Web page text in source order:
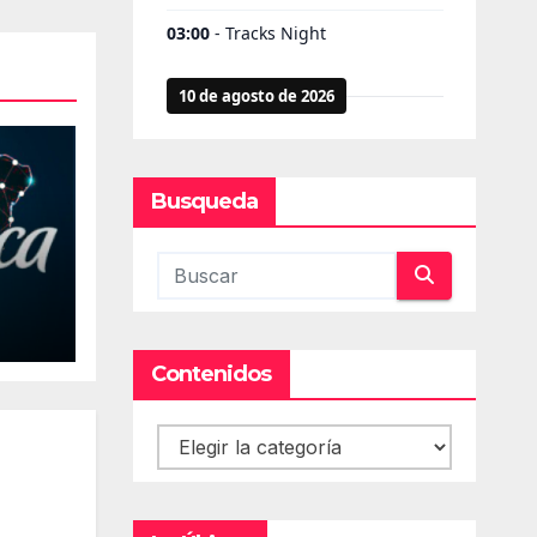
Busqueda
Contenidos
Contenidos